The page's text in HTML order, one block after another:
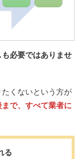
必要ではありませ
くないという方が
で、すべて業者に
る